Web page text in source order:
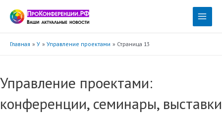
содержимому
Main
Главная У Управление проектами Страница 13
Управление проектами:
конференции, семинары, выставки